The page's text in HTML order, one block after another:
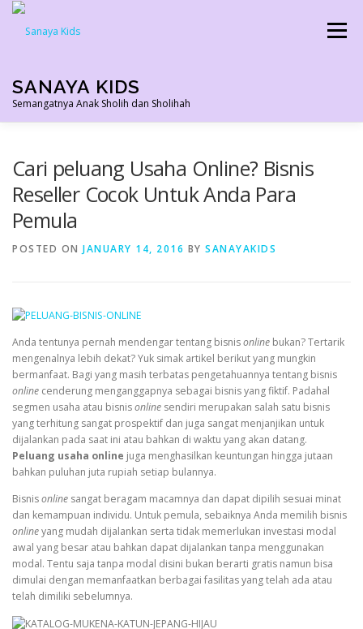
Skip
content
SANAYA KIDS
Semangatnya Anak Sholih dan Sholihah
Menu
AGEN RESMI
Cari peluang Usaha Online? Bisnis
Reseller Cocok Untuk Anda Para
Pemula
POSTED ON JANUARY 14, 2016 BY SANAYAKIDS
Anda tentunya pernah mendengar tentang bisnisonline bukan? Tertarik
mengenalnya lebih dekat? Yuk simak artikel berikut yang mungkin
bermanfaat. Bagi yang masih terbatas pengetahuannya tentang bisnis
online cenderung menganggapnya sebagai bisnis yang fiktif. Padahal
segmen usaha atau bisnisonline sendiri merupakan salah satu bisnis
yang terhitung sangat prospektif dan juga sangat menjanjikan untuk
dijalankan pada saat ini atau bahkan di waktu yang akan datang.
Peluang usaha online juga menghasilkan keuntungan hingga jutaan
bahkan puluhan juta rupiah setiap bulannya.
Bisnisonline sangat beragam macamnya dan dapat dipilih sesuai minat
dan kemampuan individu. Untuk pemula, sebaiknya Anda memilih bisnis
onlineyang mudah dijalankan serta tidak memerlukan investasi modal
awal yang besar atau bahkan dapat dijalankan tanpa menggunakan
modal. Tentu saja tanpa modal disini bukan berarti gratis namun bisa
dimulai dengan memanfaatkan berbagai fasilitas yang telah ada atau
telah dimiliki sebelumnya.